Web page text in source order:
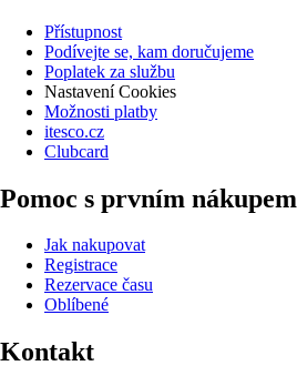
Přístupnost
Podívejte se, kam doručujeme
Poplatek za službu
Nastavení Cookies
Možnosti platby
itesco.cz
Clubcard
Pomoc s prvním nákupem
Jak nakupovat
Registrace
Rezervace času
Oblíbené
Kontakt